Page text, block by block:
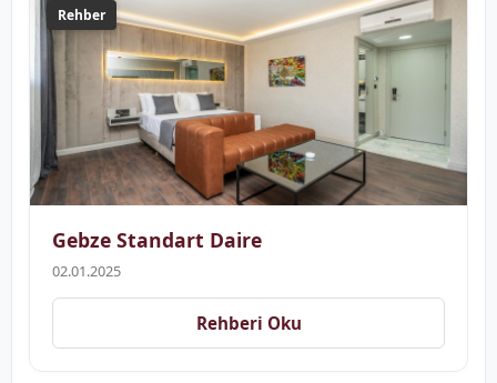
Rehber
Gebze Standart Daire
02.01.2025
Rehberi Oku